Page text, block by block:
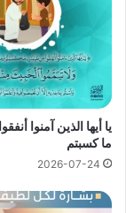
يا أيها الذين آمنوا
ما كسبتم
2026-07-24